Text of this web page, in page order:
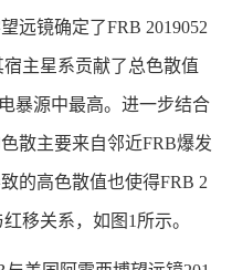
远镜确定了FRB 2019052
主星系贡献了总色散值
暴源中最高。进一步结合
散主要来自邻近FRB爆发
的高色散值也使得FRB 2
移关系，如图1所示。